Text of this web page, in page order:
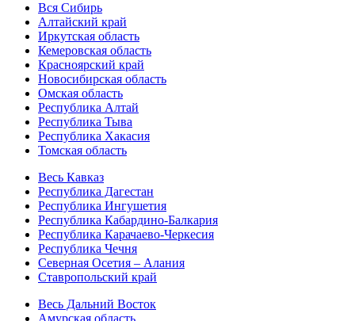
Вся Сибирь
Алтайский край
Иркутская область
Кемеровская область
Красноярский край
Новосибирская область
Омская область
Республика Алтай
Республика Тыва
Республика Хакасия
Томская область
Весь Кавказ
Республика Дагестан
Республика Ингушетия
Республика Кабардино-Балкария
Республика Карачаево-Черкесия
Республика Чечня
Северная Осетия – Алания
Ставропольский край
Весь Дальний Восток
Амурская область